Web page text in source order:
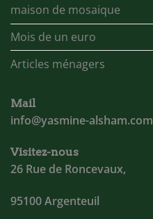
maison de mosaique
Mois de un euro
Articles ménagers
Mail
info@yasmine-alsham.com
Visitez-nous
26 Rue de Roncevaux,
95100 Argenteuil